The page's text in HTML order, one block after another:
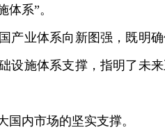
系”。
业体系向新图强，既明确
设施体系支撑，指明了未
内市场的坚实支撑。